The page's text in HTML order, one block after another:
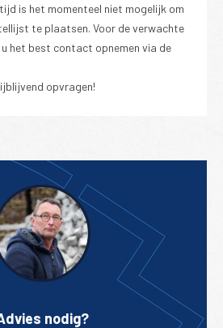
is het momenteel niet mogelijk om
te plaatsen. Voor de verwachte
het best contact opnemen via de
opvragen!
nodig?